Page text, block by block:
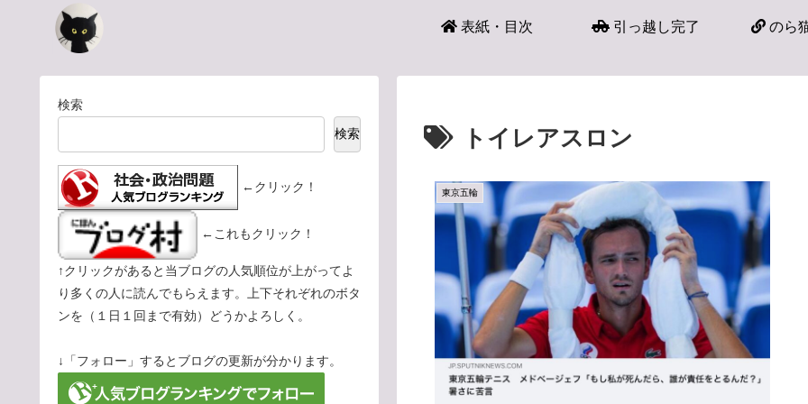
表紙・目次 引っ越し完了 のら
トイレアスロン
東京五輪
検索
検索
←クリック！
←これもクリック！
↑クリックがあると当ブログの人気順位が上がってよ
り多くの人に読んでもらえます。上下それぞれのボタ
ンを（１日１回まで有効）どうかよろしく。
↓「フォロー」するとブログの更新が分かります。